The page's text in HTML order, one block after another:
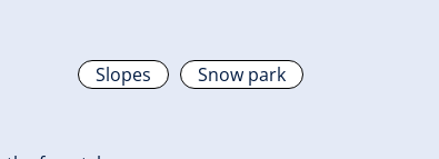
Slopes Snow park